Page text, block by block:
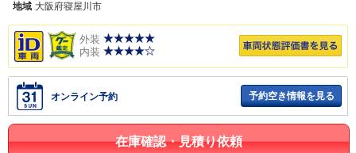
地域 大阪府寝屋川市
外装
内装
オンライン予約 予約空き情報を見る
在庫確認・見積り依頼